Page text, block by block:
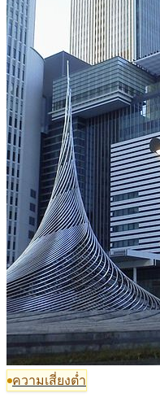
ความเสี่ยงต่ำ